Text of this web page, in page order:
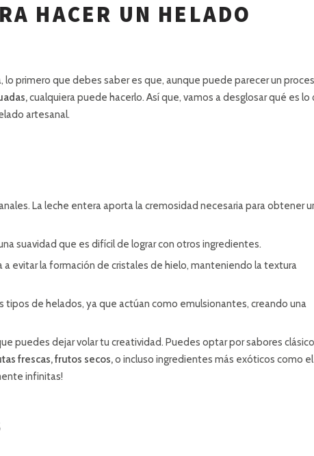
HACER UN HELADO
primero que debes saber es que, aunque puede parecer un
cualquiera puede hacerlo. Así que, vamos a desglosar qué es lo
artesanal.
La leche entera aporta la cremosidad necesaria para obtener
suavidad que es difícil de lograr con otros ingredientes.
evitar la formación de cristales de hielo, manteniendo la textura
tipos de helados, ya que actúan como emulsionantes, creando una
puedes dejar volar tu creatividad. Puedes optar por sabores
frescas, frutos secos,o incluso ingredientes más exóticos como
infinitas!